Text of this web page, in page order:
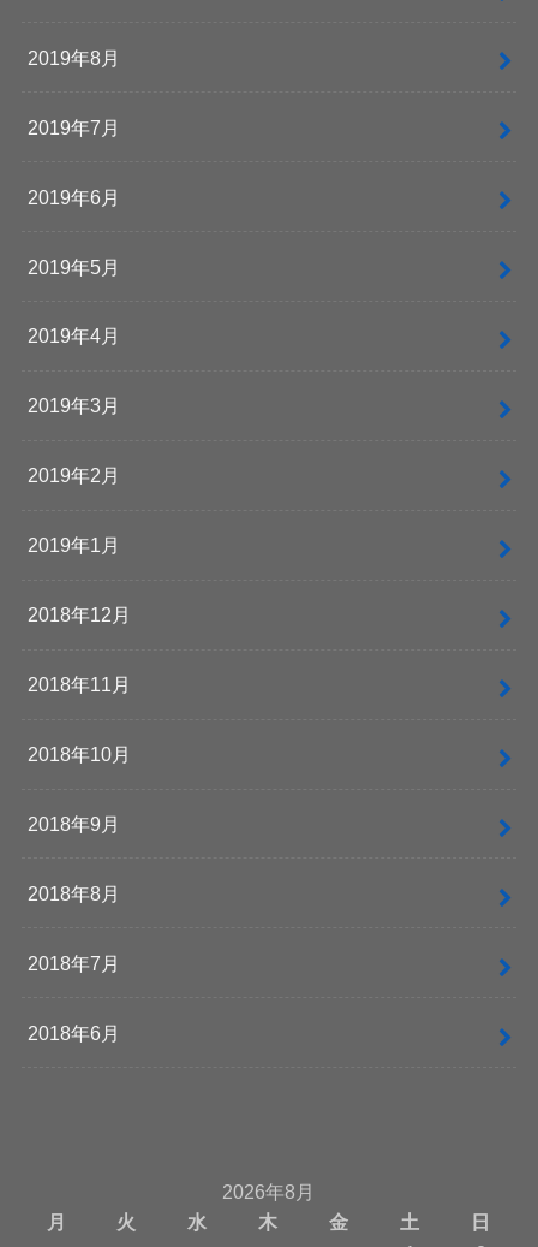
2019年8月
2019年7月
2019年6月
2019年5月
2019年4月
2019年3月
2019年2月
2019年1月
2018年12月
2018年11月
2018年10月
2018年9月
2018年8月
2018年7月
2018年6月
2026年8月
月
火 水 木 金 土
日